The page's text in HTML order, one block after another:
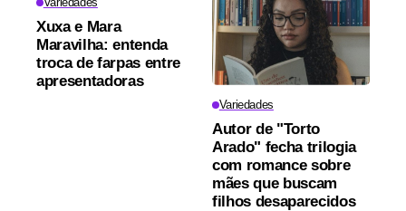
Xuxa e Mara
Maravilha: entenda
troca de farpas entre
apresentadoras
Variedades
Autor de "Torto
Arado" fecha trilogia
com romance sobre
mães que buscam
filhos desaparecidos